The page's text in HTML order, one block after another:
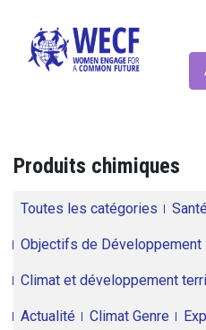
Produits chimiques
Toutes les catégories
Objectifs de Développement
Climat et développement
Actualité Climat Genre